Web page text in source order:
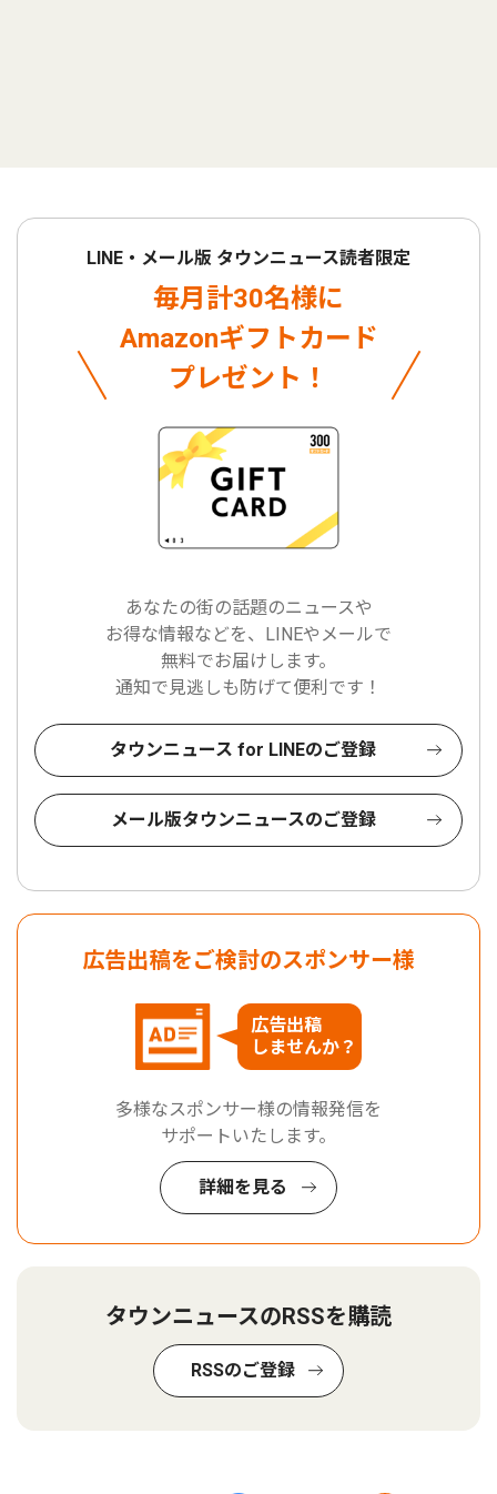
LINE・メール版 タウンニュース読者限定
毎月計30名様に
Amazonギフトカード
プレゼント！
あなたの街の話題のニュースや
お得な情報などを、LINEやメールで
無料でお届けします。
通知で見逃しも防げて便利です！
タウンニュース for LINEのご登録
メール版タウンニュースのご登録
広告出稿をご検討のスポンサー様
広告出稿
しませんか？
多様なスポンサー様の情報発信を
サポートいたします。
詳細を見る
タウンニュースのRSSを購読
RSSのご登録